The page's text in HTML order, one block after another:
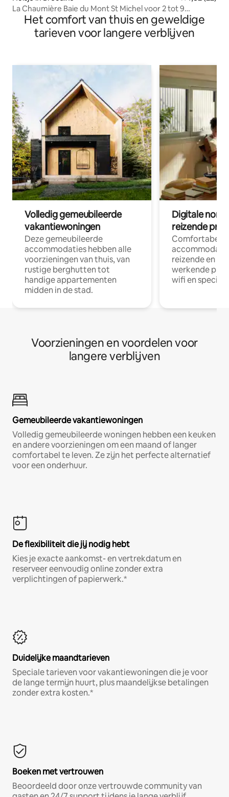
La Chaumière Baie du Mont St Michel voor 2 tot 9
personen
Het comfort van thuis en geweldige
tarieven voor langere verblijven
Volledig gemeubileerde
vakantiewoningen
Deze gemeubileerde
accommodaties hebben alle
voorzieningen van thuis, van
rustige berghutten tot
handige appartementen
midden in de stad.
Digitale
reizende
Comfortabele
reizende en
werkende
wifi en
Voorzieningen en voordelen voor
langere verblijven
Gemeubileerde vakantiewoningen
Volledig gemeubileerde woningen hebben een keuken
en andere voorzieningen om een maand of langer
comfortabel te leven. Ze zijn het perfecte alternatief
voor een onderhuur.
De flexibiliteit die jij nodig hebt
Kies je exacte aankomst- en vertrekdatum en
reserveer eenvoudig online zonder extra
verplichtingen of papierwerk.*
Duidelijke maandtarieven
Speciale tarieven voor vakantiewoningen die je voor
de lange termijn huurt, plus maandelijkse betalingen
zonder extra kosten.*
Boeken met vertrouwen
Beoordeeld door onze vertrouwde community van